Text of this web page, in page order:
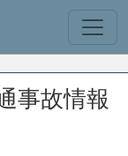
事故情報